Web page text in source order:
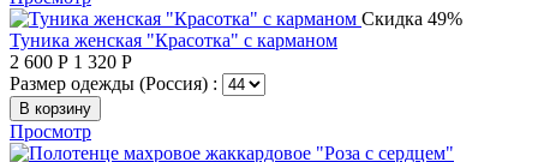
Скидка 49%
Туника женская "Красотка" с карманом
2 600 Р 1 320 Р
Размер одежды (Россия) :
В корзину
Просмотр